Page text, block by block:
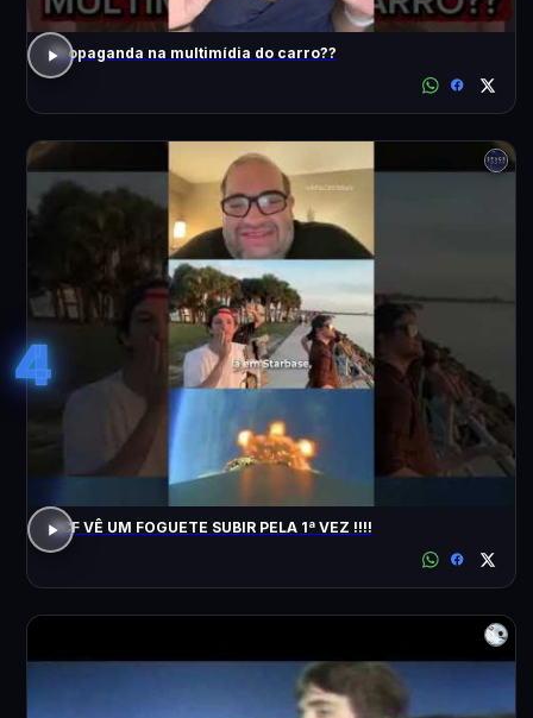
Propaganda na multimídia do carro??
4
ACF VÊ UM FOGUETE SUBIR PELA 1ª VEZ !!!!